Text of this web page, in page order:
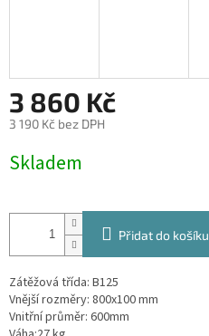
3 860 Kč
3 190 Kč bez DPH
cena:
Skladem
Přidat do košíku
Zátěžová třída: B125
Vnější rozměry: 800x100 mm
Vnitřní průměr: 600mm